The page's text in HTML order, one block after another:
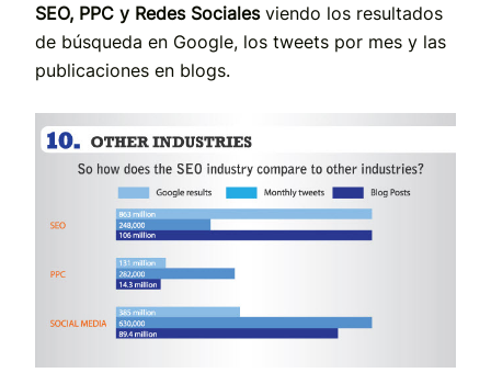
SEO, PPC y Redes Socialesviendo los resultados
de búsqueda en Google, los tweets por mes y las
publicaciones en blogs.